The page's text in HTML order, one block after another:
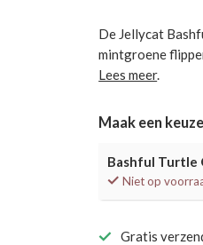
De Jellycat
mintgroene
Lees meer.
Maak een keuze
Bashful Turtle
Niet op
Gratis